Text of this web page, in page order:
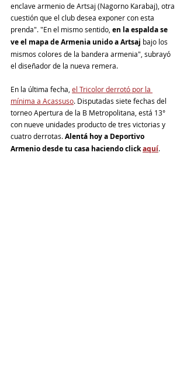
enclave armenio de Artsaj (Nagorno Karabaj), otra
cuestión que el club desea exponer con esta
prenda". "En el mismo sentido, en la espalda se
ve el mapa de Armenia unido a Artsaj bajo los
mismos colores de la bandera armenia", subrayó
el diseñador de la nueva remera.
En la última fecha, el Tricolor derrotó por la
mínima a Acassuso. Disputadas siete fechas del
torneo Apertura de la B Metropolitana, está 13°
con nueve unidades producto de tres victorias y
cuatro derrotas. Alentá hoy a Deportivo
Armenio desde tu casa haciendo click aquí.